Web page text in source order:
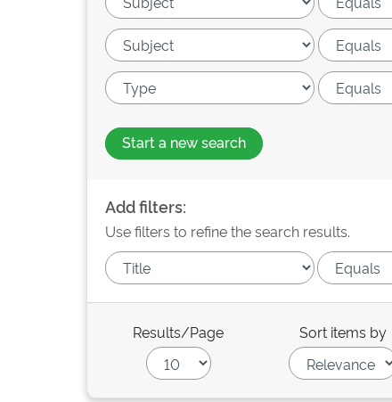
Start a new search
Add filters:
Use filters to refine the search results.
Results/Page Sort items by